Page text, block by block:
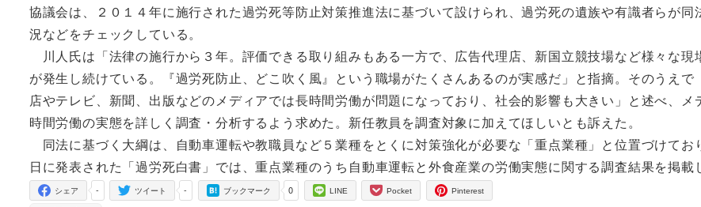
協議会は、２０１４年に施行された過労死等防止対策推進法に基づいて設けられ、過労死の遺族や有識者らが同
況などをチェックしている。
川人氏は「法律の施行から３年。評価できる取り組みもある一方で、広告代理店、新国立競技場など様々な現
が発生し続けている。『過労死防止、どこ吹く風』という職場がたくさんあるのが実感だ」と指摘。そのうえで
店やテレビ、新聞、出版などのメディアでは長時間労働が問題になっており、社会的影響も大きい」と述べ、メ
時間労働の実態を詳しく調査・分析するよう求めた。新任教員を調査対象に加えてほしいとも訴えた。
同法に基づく大綱は、自動車運転や教職員など５業種をとくに対策強化が必要な「重点業種」と位置づけてお
日に発表された「過労死白書」では、重点業種のうち自動車運転と外食産業の労働実態に関する調査結果を掲載
-
シェア -
ツイート 0
ブックマーク LINE Pocket Pinterest